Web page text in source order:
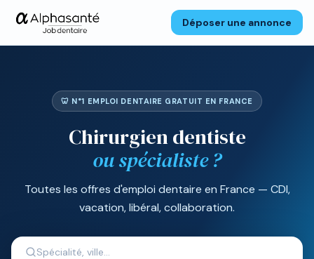
Déposer une annonce
🦷 N°1 EMPLOI DENTAIRE GRATUIT EN FRANCE
Chirurgien dentiste
ou spécialiste ?
Toutes les offres d'emploi dentaire en France — CDI,
vacation, libéral, collaboration.